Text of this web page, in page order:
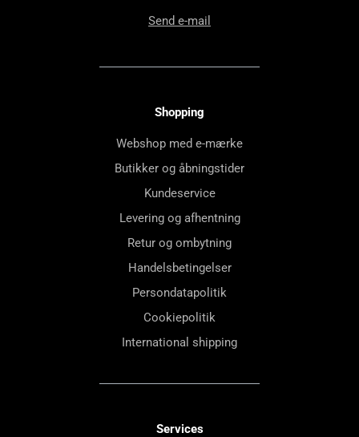
Send e-mail
Shopping
Webshop med e-mærke
Butikker og åbningstider
Kundeservice
Levering og afhentning
Retur og ombytning
Handelsbetingelser
Persondatapolitik
Cookiepolitik
International shipping
Services